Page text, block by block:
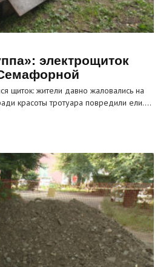
электрощиток
щиток: жители давно жаловались на
красоты тротуара повредили ели.…